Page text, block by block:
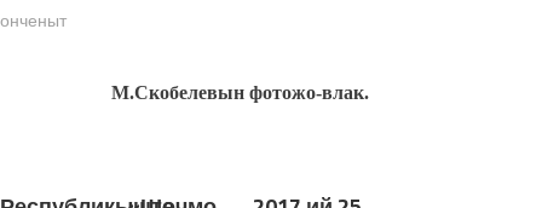
онченыт
М.Скобелевын фотожо-влак.